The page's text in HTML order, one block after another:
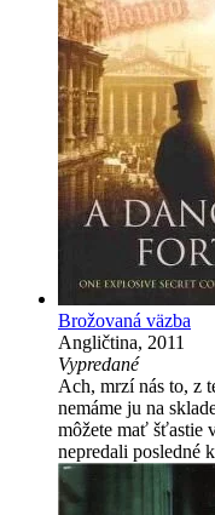
Brožovaná väzba
Angličtina, 2011
Vypredané
Ach, mrzí nás to, z
nemáme ju na
môžete mať šťastie
nepredali posledné